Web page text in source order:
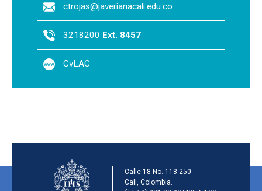
ctrojas@javerianacali.edu.co
3218200 Ext. 8457
CvLAC
Información de la
Calle 18 No. 118-250
Cali, Colombia.